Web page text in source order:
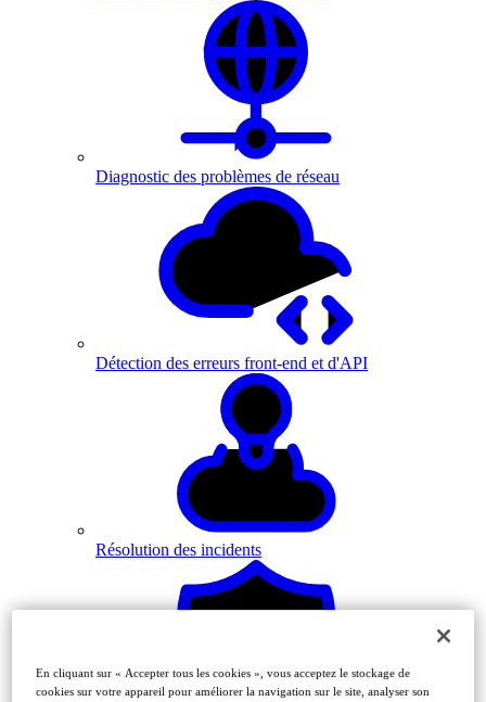
Diagnostic des problèmes de réseau
Détection des erreurs front-end et d'API
Résolution des incidents
En cliquant sur « Accepter tous les cookies », vous acceptez le stockage de
cookies sur votre appareil pour améliorer la navigation sur le site, analyser son